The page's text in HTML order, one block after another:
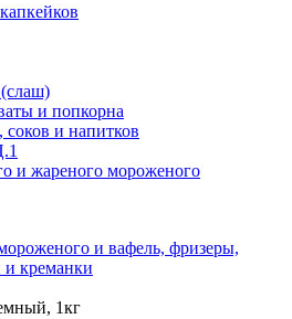
и попкорна
и напитков
и жареного мороженого
и вафель, фризеры,
креманки
1кг